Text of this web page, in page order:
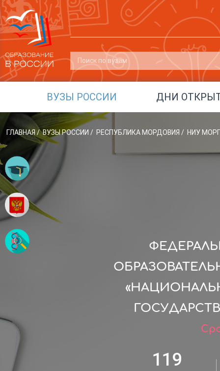
ВУЗЫ РОССИИ ДНИ
ГЛАВНАЯ / ВУЗЫ РОССИИ / РЕСПУБЛИКА МОРДОВИЯ / НИУ
119